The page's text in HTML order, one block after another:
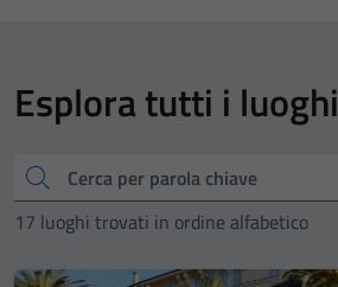
Esplora tutti i luoghi
Cerca
17 luoghi trovati in ordine alfabetico